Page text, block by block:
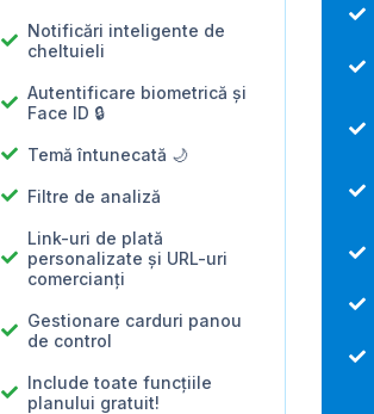
Notificări inteligente de
cheltuieli
Autentificare biometrică și
Face ID 🔒
Temă întunecată 🌙
Filtre de analiză
Link-uri de plată
personalizate și URL-uri
comercianți
Gestionare carduri panou
de control
Include toate funcțiile
planului gratuit!